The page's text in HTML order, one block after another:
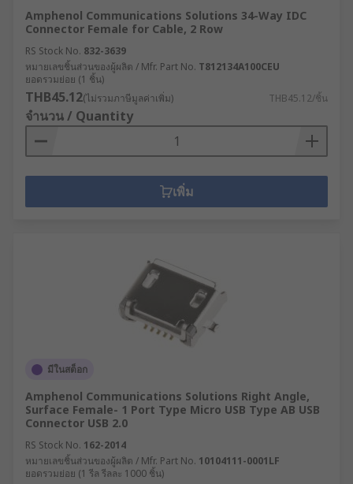
Amphenol Communications Solutions 34-Way IDC
Connector Female for Cable, 2 Row
RS Stock No. 832-3639
หมายเลขชิ้นส่วนของผู้ผลิต / Mfr. Part No. T812134A100CEU
ยอดรวมย่อย (1 ชิ้น)
THB45.12(ไม่รวมภาษีมูลค่าเพิ่ม) THB45.12/ชิ้น
จำนวน / Quantity
เพิ่ม
มีในสต็อก
Amphenol Communications Solutions Right Angle,
Surface Female- 1 Port Type Micro USB Type AB USB
Connector USB 2.0
RS Stock No. 162-2014
หมายเลขชิ้นส่วนของผู้ผลิต / Mfr. Part No. 10104111-0001LF
ยอดรวมย่อย (1 รีล รีลละ 1000 ชิ้น)